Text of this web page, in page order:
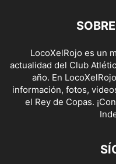
LocoXelRojo es un
actualidad del Club
año. En
información, fotos,
el Rey de Copas.